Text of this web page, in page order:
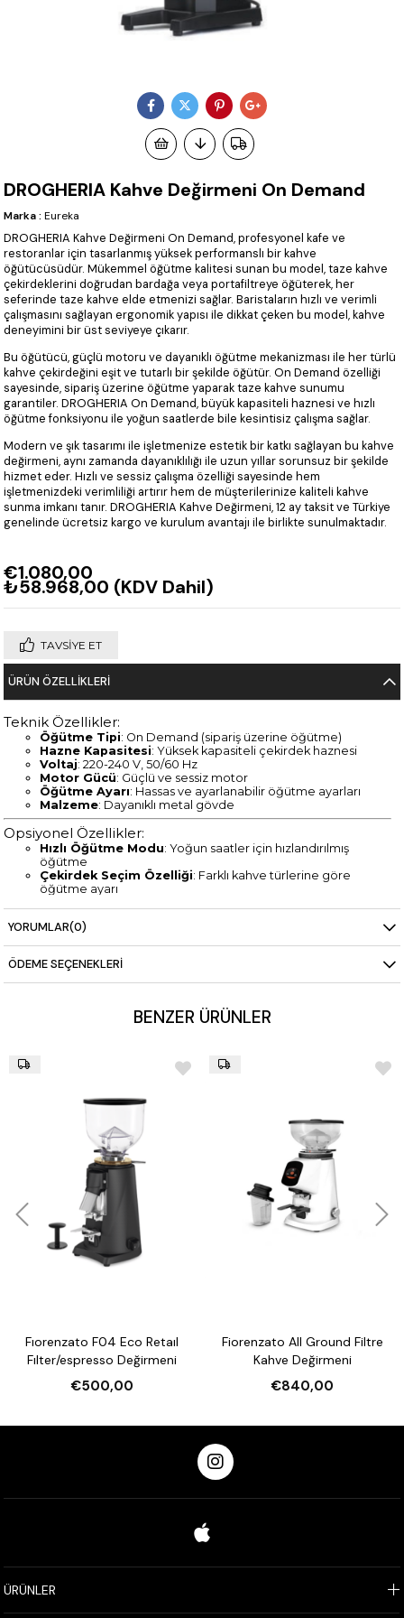
DROGHERIA Kahve Değirmeni On Demand
Marka : Eureka
DROGHERIA Kahve Değirmeni On Demand, profesyonel kafe ve
restoranlar için tasarlanmış yüksek performanslı bir kahve
öğütücüsüdür. Mükemmel öğütme kalitesi sunan bu model, taze kahve
çekirdeklerini doğrudan bardağa veya portafiltreye öğüterek, her
seferinde taze kahve elde etmenizi sağlar. Baristaların hızlı ve verimli
çalışmasını sağlayan ergonomik yapısı ile dikkat çeken bu model, kahve
deneyimini bir üst seviyeye çıkarır.
Bu öğütücü, güçlü motoru ve dayanıklı öğütme mekanizması ile her türlü
kahve çekirdeğini eşit ve tutarlı bir şekilde öğütür. On Demand özelliği
sayesinde, sipariş üzerine öğütme yaparak taze kahve sunumu
garantiler. DROGHERIA On Demand, büyük kapasiteli haznesi ve hızlı
öğütme fonksiyonu ile yoğun saatlerde bile kesintisiz çalışma sağlar.
Modern ve şık tasarımı ile işletmenize estetik bir katkı sağlayan bu kahve
değirmeni, aynı zamanda dayanıklılığı ile uzun yıllar sorunsuz bir şekilde
hizmet eder. Hızlı ve sessiz çalışma özelliği sayesinde hem
işletmenizdeki verimliliği artırır hem de müşterilerinize kaliteli kahve
sunma imkanı tanır. DROGHERIA Kahve Değirmeni, 12 ay taksit ve Türkiye
genelinde ücretsiz kargo ve kurulum avantajı ile birlikte sunulmaktadır.
€1.080,00
₺58.968,00 (KDV Dahil)
TAVSIYE ET
ÜRÜN ÖZELLIKLERI
Teknik Özellikler:
Öğütme Tipi: On Demand (sipariş üzerine öğütme)
Hazne Kapasitesi: Yüksek kapasiteli çekirdek haznesi
Voltaj: 220-240 V, 50/60 Hz
Motor Gücü: Güçlü ve sessiz motor
Öğütme Ayarı: Hassas ve ayarlanabilir öğütme ayarları
Malzeme: Dayanıklı metal gövde
Opsiyonel Özellikler:
Hızlı Öğütme Modu: Yoğun saatler için hızlandırılmış
öğütme
Çekirdek Seçim Özelliği: Farklı kahve türlerine göre
öğütme ayarı
Siyah
Teslimat ve Kurulum
Stokta: 3 iş gününde teslim.
Ücretsiz Kargo ve Kurulum
: Türkiye’nin her yerine ücretsiz
kargo ve kurulum hizmeti.
YORUMLAR(0)
ÖDEME SEÇENEKLERI
BENZER ÜRÜNLER
Fıorenzato F04 Eco Retaıl
Fılter/espresso Değirmeni
€500,00
Fiorenzato All Ground Filtre
Kahve Değirmeni
€840,00
ÜRÜNLER